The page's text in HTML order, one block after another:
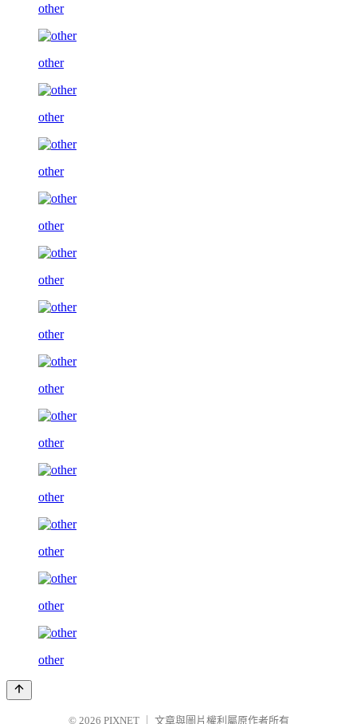
other
other
other
other
other
other
other
other
other
other
other
other
other
© 2026 PIXNET 文章與圖片權利屬原作者所有